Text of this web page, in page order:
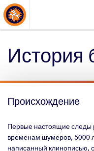
About Events
История
Происхождение
Первые настоящие следы
временам шумеров, 5000
написанный клинописью,